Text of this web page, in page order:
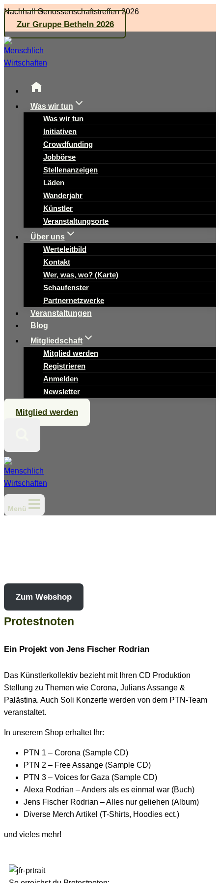
Zum
Inhalt
springen
Nachhall Genossenschaftstreffen 2026
Zur Gruppe Betheln 2026
Was wir tun
Was wir tun
Initiativen
Crowdfunding
Jobbörse
Stellenanzeigen
Läden
Wanderjahr
Künstler
Veranstaltungsorte
Über uns
Werteleitbild
Kontakt
Wer, was, wo? (Karte)
Schaufenster
Partnernetzwerke
Veranstaltungen
Blog
Mitgliedschaft
Mitglied werden
Registrieren
Anmelden
Newsletter
Mitglied werden
Menü
Zum Webshop
Protestnoten
Ein Projekt von Jens Fischer Rodrian
Das Künstlerkollektiv bezieht mit Ihren CD Produktion
Stellung zu Themen wie Corona, Julians Assange &
Palästina. Auch Soli Konzerte werden von dem PTN-Team
veranstaltet.
In unserem Shop erhaltet Ihr:
PTN 1 – Corona (Sample CD)
PTN 2 – Free Assange (Sample CD)
PTN 3 – Voices for Gaza (Sample CD)
Alexa Rodrian – Anders als es einmal war (Buch)
Jens Fischer Rodrian – Alles nur geliehen (Album)
Diverse Merch Artikel (T-Shirts, Hoodies ect.)
und vieles mehr!